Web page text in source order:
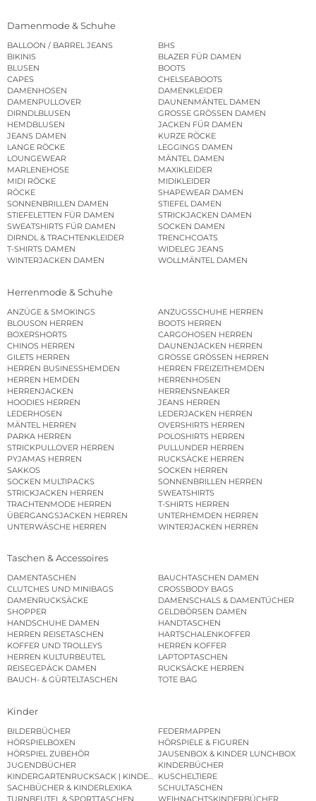
Damenmode & Schuhe
BALLOON / BARREL JEANS
BHS
BIKINIS
BLAZER FÜR DAMEN
BLUSEN
BOOTS
CAPES
CHELSEABOOTS
DAMENHOSEN
DAMENKLEIDER
DAMENPULLOVER
DAUNENMÄNTEL DAMEN
DIRNDLBLUSEN
GROSSE GRÖSSEN DAMEN
HEMDBLUSEN
JACKEN FÜR DAMEN
JEANS DAMEN
KURZE RÖCKE
LANGE RÖCKE
LEGGINGS DAMEN
LOUNGEWEAR
MÄNTEL DAMEN
MARLENEHOSE
MAXIKLEIDER
MIDI RÖCKE
MIDIKLEIDER
RÖCKE
SHAPEWEAR DAMEN
SONNENBRILLEN DAMEN
STIEFEL DAMEN
STIEFELETTEN FÜR DAMEN
STRICKJACKEN DAMEN
SWEATSHIRTS FÜR DAMEN
SOCKEN DAMEN
DIRNDL & TRACHTENKLEIDER
TRENCHCOATS
T-SHIRTS DAMEN
WIDELEG JEANS
WINTERJACKEN DAMEN
WOLLMÄNTEL DAMEN
Herrenmode & Schuhe
ANZÜGE & SMOKINGS
ANZUGSSCHUHE HERREN
BLOUSON HERREN
BOOTS HERREN
BOXERSHORTS
CARGOHOSEN HERREN
CHINOS HERREN
DAUNENJACKEN HERREN
GILETS HERREN
GROSSE GRÖSSEN HERREN
HERREN BUSINESSHEMDEN
HERREN FREIZEITHEMDEN
HERREN HEMDEN
HERRENHOSEN
HERRENJACKEN
HERRENSNEAKER
HOODIES HERREN
JEANS HERREN
LEDERHOSEN
LEDERJACKEN HERREN
MÄNTEL HERREN
OVERSHIRTS HERREN
PARKA HERREN
POLOSHIRTS HERREN
STRICKPULLOVER HERREN
PULLUNDER HERREN
PYJAMAS HERREN
RUCKSÄCKE HERREN
SAKKOS
SOCKEN HERREN
SOCKEN MULTIPACKS
SONNENBRILLEN HERREN
STRICKJACKEN HERREN
SWEATSHIRTS
TRACHTENMODE HERREN
T-SHIRTS HERREN
ÜBERGANGSJACKEN HERREN
UNTERHEMDEN HERREN
UNTERWÄSCHE HERREN
WINTERJACKEN HERREN
Taschen & Accessoires
DAMENTASCHEN
BAUCHTASCHEN DAMEN
CLUTCHES UND MINIBAGS
CROSSBODY BAGS
DAMENRUCKSÄCKE
DAMENSCHALS & DAMENTÜCHER
SHOPPER
GELDBÖRSEN DAMEN
HANDSCHUHE DAMEN
HANDTASCHEN
HERREN REISETASCHEN
HARTSCHALENKOFFER
KOFFER UND TROLLEYS
HERREN KOFFER
HERREN KULTURBEUTEL
LAPTOPTASCHEN
REISEGEPÄCK DAMEN
RUCKSÄCKE HERREN
BAUCH- & GÜRTELTASCHEN
TOTE BAG
Kinder
BILDERBÜCHER
FEDERMAPPEN
HÖRSPIELBOXEN
HÖRSPIELE & FIGUREN
HÖRSPIEL ZUBEHÖR
JAUSENBOX & KINDER LUNCHBOX
JUGENDBÜCHER
KINDERBÜCHER
KINDERGARTENRUCKSACK | KINDERGARTENBEUTEL
KUSCHELTIERE
SACHBÜCHER & KINDERLEXIKA
SCHULTASCHEN
TURNBEUTEL & SPORTTASCHEN
WEIHNACHTSKINDERBÜCHER